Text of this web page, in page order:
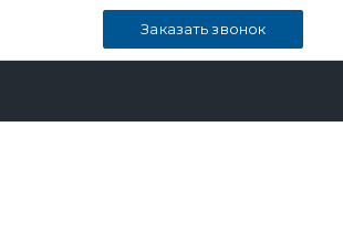
Заказать звонок